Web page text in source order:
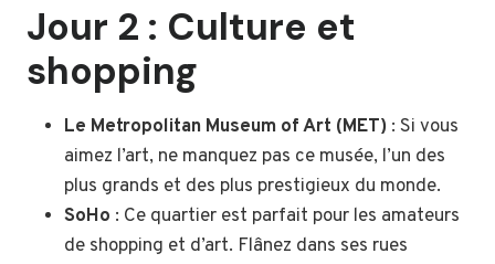
Jour 2 : Culture et
shopping
Le Metropolitan Museum of Art (MET) : Si vous
aimez l’art, ne manquez pas ce musée, l’un des
plus grands et des plus prestigieux du monde.
SoHo : Ce quartier est parfait pour les amateurs
de shopping et d’art. Flânez dans ses rues